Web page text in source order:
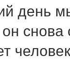
день
снова